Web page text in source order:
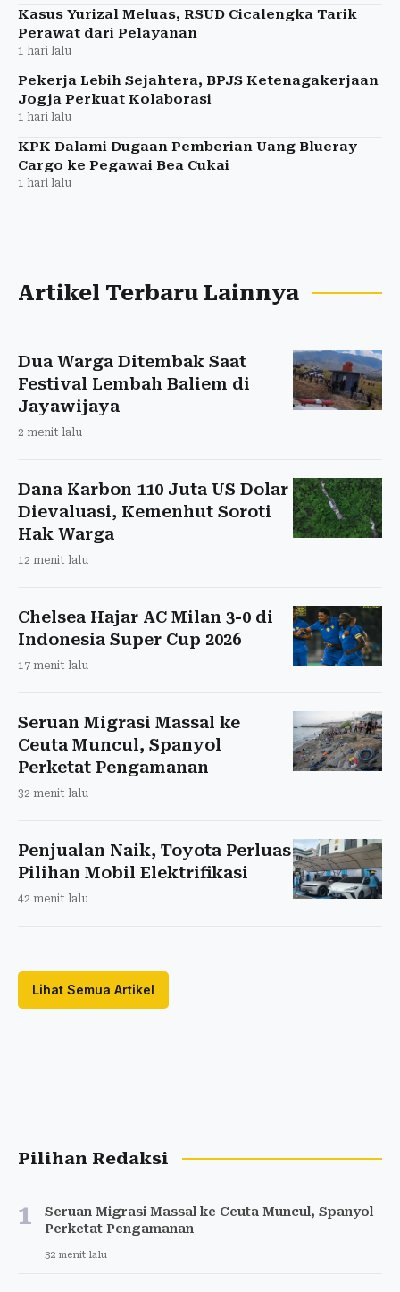
Kasus Yurizal Meluas, RSUD Cicalengka Tarik
Perawat dari Pelayanan
1 hari lalu
Pekerja Lebih Sejahtera, BPJS Ketenagakerjaan
Jogja Perkuat Kolaborasi
1 hari lalu
KPK Dalami Dugaan Pemberian Uang Blueray
Cargo ke Pegawai Bea Cukai
1 hari lalu
Artikel Terbaru Lainnya
Dua Warga Ditembak Saat
Festival Lembah Baliem di
Jayawijaya
2 menit lalu
Dana Karbon 110 Juta US Dolar
Dievaluasi, Kemenhut Soroti
Hak Warga
12 menit lalu
Chelsea Hajar AC Milan 3-0 di
Indonesia Super Cup 2026
17 menit lalu
Seruan Migrasi Massal ke
Ceuta Muncul, Spanyol
Perketat Pengamanan
32 menit lalu
Penjualan Naik, Toyota Perluas
Pilihan Mobil Elektrifikasi
42 menit lalu
Lihat Semua Artikel
Pilihan Redaksi
1
Seruan Migrasi Massal ke Ceuta Muncul, Spanyol
Perketat Pengamanan
32 menit lalu